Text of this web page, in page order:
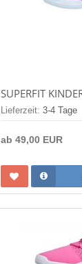
Lieferzeit: 3-4 Tage
ab 49,00 EUR